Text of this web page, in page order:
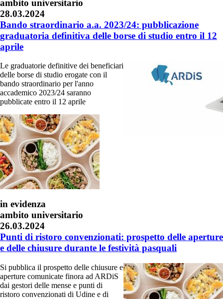
ambito universitario
28.03.2024
Bando straordinario a.a. 2023/24: pubblicazione
graduatoria definitiva delle borse di studio entro il 12
aprile
Le graduatorie definitive dei beneficiari
delle borse di studio erogate con il
bando straordinario per l'anno
accademico 2023/24 saranno
pubblicate entro il 12 aprile
in evidenza
ambito universitario
26.03.2024
Punti di ristoro convenzionati: prospetto delle aperture
e delle chiusure durante le festività pasquali
Si pubblica il prospetto delle chiusure e
aperture comunicate finora ad ARDiS
dai gestori delle mense e punti di
ristoro convenzionati di Udine e di